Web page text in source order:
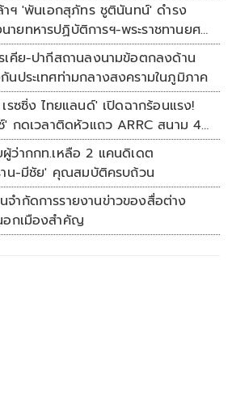
าฯ 'พันเอกสุภัทร ชูตินันทน์' ดำรง
ายทหารปฏิบัติการฯ-พระราชทานยศ
เคีย-ปากีสถานลงนามข้อตกลงด้าน
นประเทศท่ามกลางสงครามในภูมิภาค
รซซิ่ง ไทยแลนด์' เปิดฉากร้อนแรง!
กดเวลาติดหัวแถว ARRC สนาม 4
า
ว่ากกท.เหลือ 2 แคนดิเดต
าน-มีชัย' คุณสมบัติครบถ้วน
จำกัดการรายงานข่าวของสื่อต่าง
อกเมืองสำคัญ